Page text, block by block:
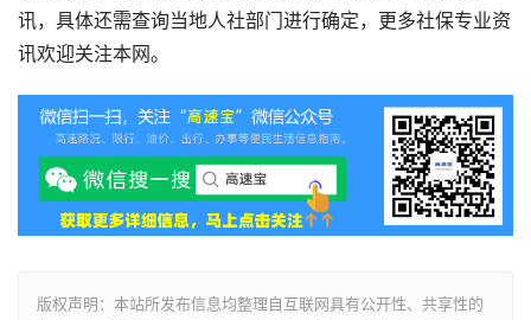
讯，具体还需查询当地人社部门进行确定，更多社保专业资
讯欢迎关注本网。
版权声明：本站所发布信息均整理自互联网具有公开性、共享性的